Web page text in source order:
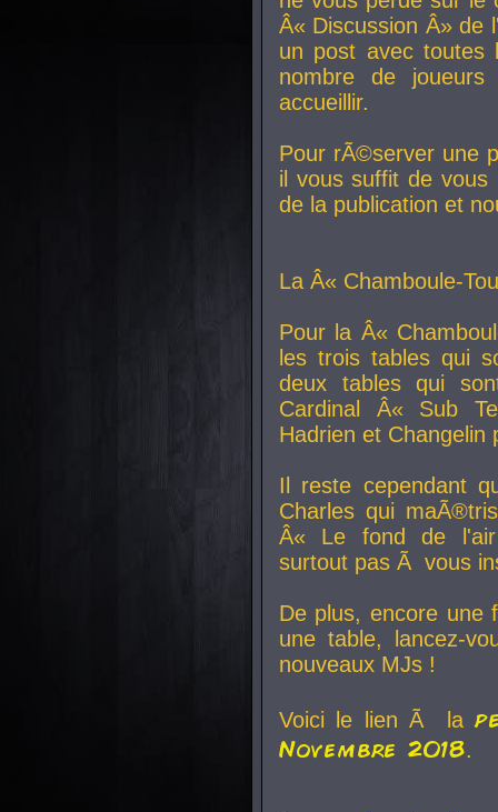
Â« Discussion Â» de
un post avec toutes
nombre de
accueillir.
Pour rÃ©server une
il vous suffit de vous
de la publication et
La Â« Chamboule-
Pour la Â«
les trois tables qui
deux tables qui
Cardinal
Â« Sub
Hadrien et Changelin
Il reste cependant
Charles qui
Â« Le fond de
surtout pas Ã vous
De plus, encore une
une table, lancez-
nouveaux MJs !
Voici le lien Ã la
Novembre 2018.